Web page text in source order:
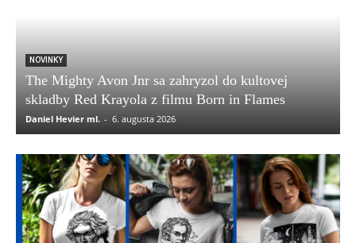
NOVINKY
The Mighty Avon Jnr sa zahryzol do kultovej
skladby Red Krayola z filmu Born in Flames
Daniel Hevier ml. - 6. augusta 2026